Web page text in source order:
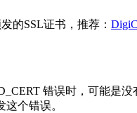
的SSL证书，推荐：
错误时，可能是没
个错误。